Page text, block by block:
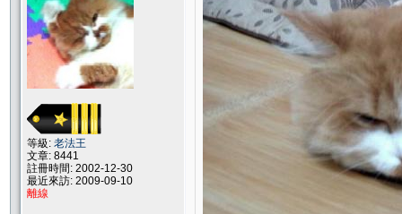
等級: 老法王
文章: 8441
註冊時間: 2002-12-30
最近來訪: 2009-09-10
離線